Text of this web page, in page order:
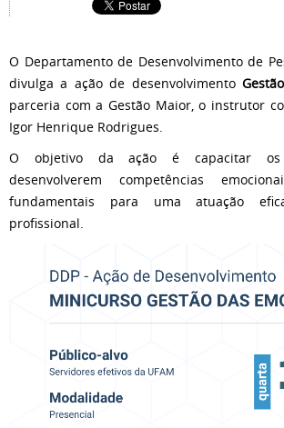
O Departamento de Desenvolvimento de
divulga a ação de desenvolvimento
parceria com a Gestão Maior, o instrutor
Igor Henrique Rodrigues.
O objetivo da ação é capacitar os
desenvolverem competências
fundamentais para uma atuação
profissional.